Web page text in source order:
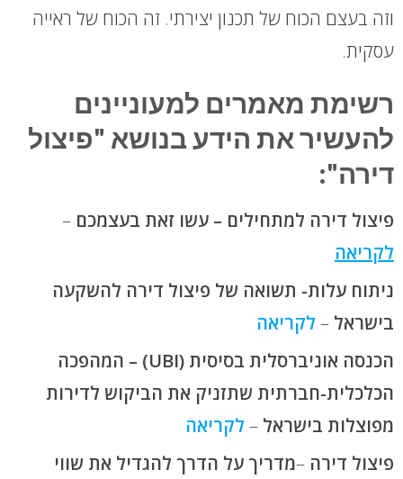
וזה בעצם הכוח של תכנון יצירתי. זה הכוח של ראייה
עסקית.
רשימת מאמרים למעוניינים
להעשיר את הידע בנושא "פיצול
דירה":
פיצול דירה למתחילים – עשו זאת בעצמכם –
לקריאה
ניתוח עלות- תשואה של פיצול דירה להשקעה
בישראל – לקריאה
הכנסה אוניברסלית בסיסית (UBI) – המהפכה
הכלכלית-חברתית שתזניק את הביקוש לדירות
מפוצלות בישראל – לקריאה
פיצול דירה –מדריך על הדרך להגדיל את שווי